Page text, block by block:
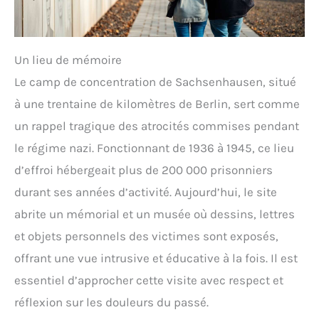
Un lieu de mémoire
Le camp de concentration de Sachsenhausen, situé
à une trentaine de kilomètres de Berlin, sert comme
un rappel tragique des atrocités commises pendant
le régime nazi. Fonctionnant de 1936 à 1945, ce lieu
d’effroi hébergeait plus de 200 000 prisonniers
durant ses années d’activité. Aujourd’hui, le site
abrite un mémorial et un musée où dessins, lettres
et objets personnels des victimes sont exposés,
offrant une vue intrusive et éducative à la fois. Il est
essentiel d’approcher cette visite avec respect et
réflexion sur les douleurs du passé.